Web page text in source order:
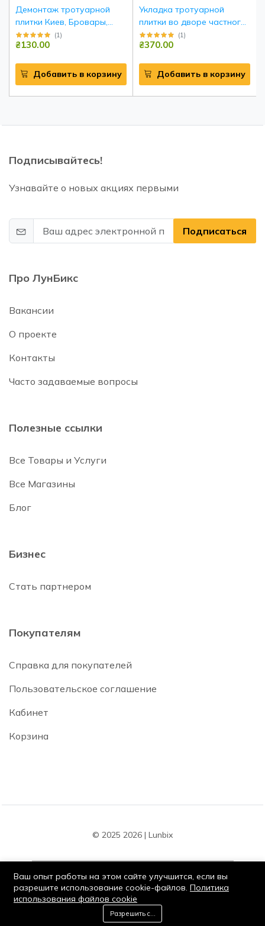
Демонтаж тротуарной
плитки Киев, Бровары,
Борисполь и р.н
(1 )
₴130.00
Добавить в корзину
Укладка тротуарной
плитки во дворе частного
дома
(1 )
₴370.00
Добавить в корзину
Добавить в корзину
Подписывайтесь!
Узнавайте о новых акциях первыми
Подписаться
Про ЛунБикс
Вакансии
О проекте
Контакты
Часто задаваемые вопросы
Полезные ссылки
Все Товары и Услуги
Все Магазины
Блог
Бизнес
Стать партнером
Покупателям
Справка для покупателей
Пользовательское соглашение
Кабинет
Корзина
© 2025 2026 | Lunbix
Оставайся на связи:
0
Корзина
Ваш опыт работы на этом сайте улучшится, если вы
разрешите использование cookie-файлов. Политика
использования файлов cookie
Разрешить cookie